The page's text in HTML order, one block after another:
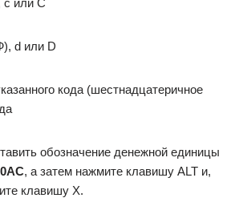
d или D
кода (шестнадцатеричное
обозначение денежной единицы
, а затем нажмите клавишу ALT и,
клавишу X.